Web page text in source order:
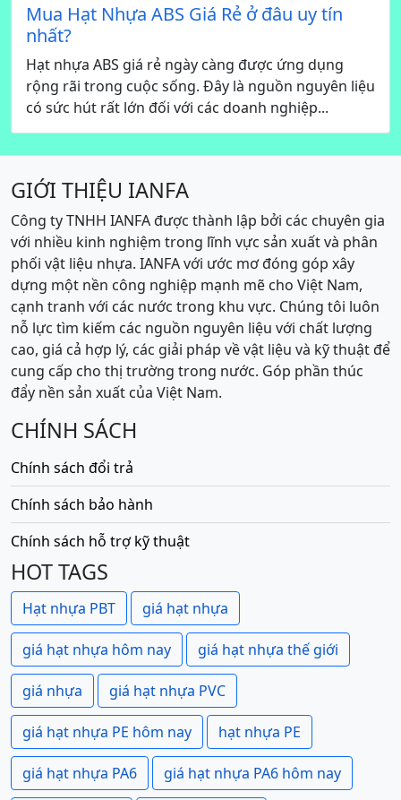
Mua Hạt Nhựa ABS Giá Rẻ ở đâu uy tín
nhất?
Hạt nhựa ABS giá rẻ ngày càng được ứng dụng
rộng rãi trong cuộc sống. Đây là nguồn nguyên liệu
có sức hút rất lớn đối với các doanh nghiệp...
GIỚI THIỆU IANFA
Công ty TNHH IANFA được thành lập bởi các chuyên gia
với nhiều kinh nghiệm trong lĩnh vực sản xuất và phân
phối vật liệu nhựa. IANFA với ước mơ đóng góp xây
dựng một nền công nghiệp mạnh mẽ cho Việt Nam,
cạnh tranh với các nước trong khu vực. Chúng tôi luôn
nỗ lực tìm kiếm các nguồn nguyên liệu với chất lượng
cao, giá cả hợp lý, các giải pháp về vật liệu và kỹ thuật để
cung cấp cho thị trường trong nước. Góp phần thúc
đẩy nền sản xuất của Việt Nam.
CHÍNH SÁCH
Chính sách đổi trả
Chính sách bảo hành
Chính sách hỗ trợ kỹ thuật
HOT TAGS
Hạt nhựa PBT giá hạt nhựa
giá hạt nhựa hôm nay giá hạt nhựa thế giới
giá nhựa giá hạt nhựa PVC
giá hạt nhựa PE hôm nay hạt nhựa PE
giá hạt nhựa PA6 giá hạt nhựa PA6 hôm nay